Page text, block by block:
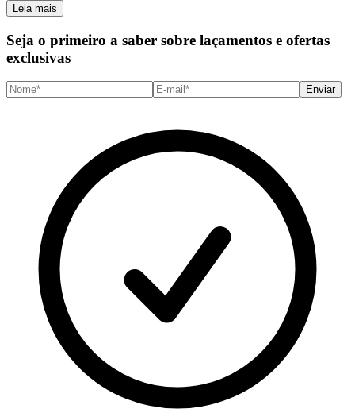
Leia mais
Seja o primeiro a saber sobre laçamentos e ofertas
exclusivas
Enviar